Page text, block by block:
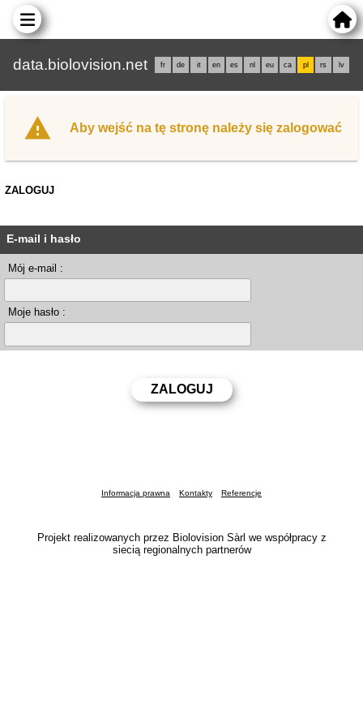
data.biolovision.net fr de it en es nl eu ca pl rs lv
Aby wejść na tę stronę należy się zalogować
ZALOGUJ
E-mail i hasło
Mój e-mail :
Moje hasło :
Informacja prawna Kontakty Referencje
Projekt realizowanych przez Biolovision Sàrl we współpracy z
siecią regionalnych partnerów